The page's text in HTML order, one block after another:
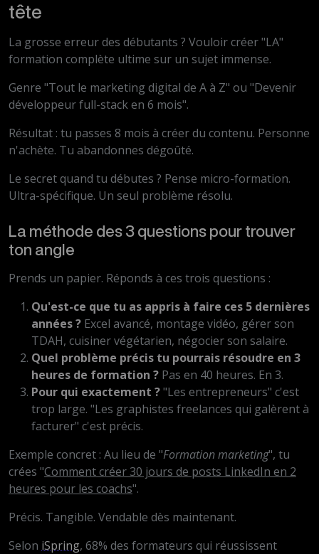
tête
La grosse erreur des débutants ? Vouloir créer "LA"
formation complète ultime sur un sujet immense.
Genre "Tout le marketing digital de A à Z" ou "Devenir
développeur full-stack en 6 mois".
Résultat : tu passes 8 mois à créer du contenu. Personne
n'achète. Tu abandonnes dégoûté.
Le secret quand tu débutes ? Pense micro-formation.
Ultra-spécifique. Un seul problème résolu.
La méthode des 3 questions pour trouver
ton angle
Prends un papier. Réponds à ces trois questions :
Qu'est-ce que tu as appris à faire ces 5 dernières
années ? Excel avancé, montage vidéo, gérer son
TDAH, cuisiner végétarien, négocier son salaire.
Quel problème précis tu pourrais résoudre en 3
heures de formation ? Pas en 40 heures. En 3.
Pour qui exactement ?"Les entrepreneurs" c'est
trop large. "Les graphistes freelances qui galèrent à
facturer" c'est précis.
Exemple concret : Au lieu de "Formation marketing", tu
crées "Comment créer 30 jours de posts LinkedIn en 2
heures pour les coachs".
Précis. Tangible. Vendable dès maintenant.
Selon iSpring, 68% des formateurs qui réussissent